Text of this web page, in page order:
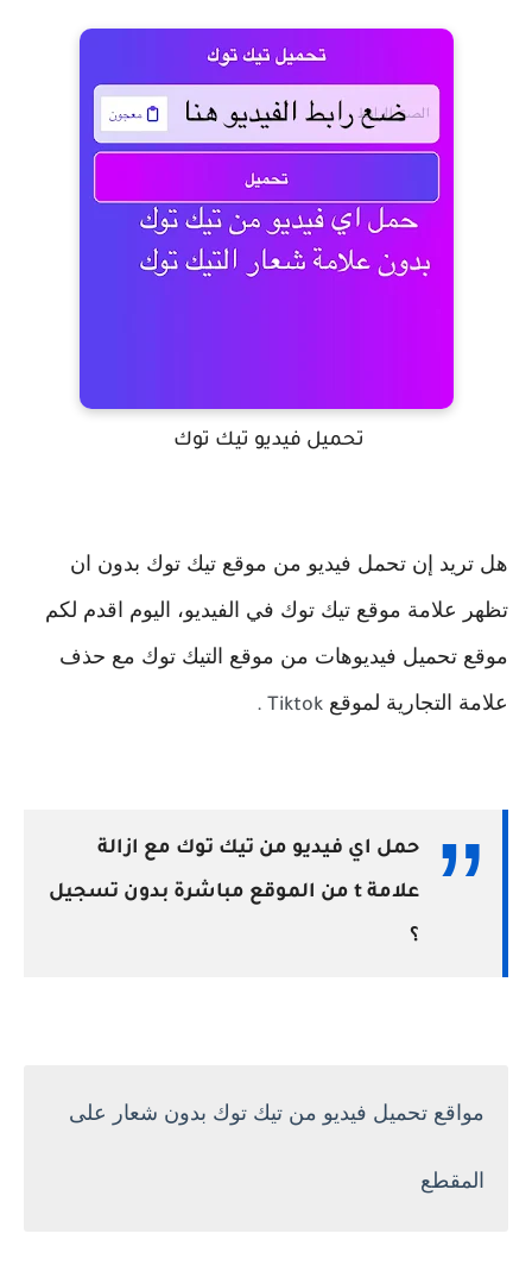
تحميل فيديو تيك توك
هل تريد إن تحمل فيديو من موقع تيك توك بدون ان
تظهر علامة موقع تيك توك في الفيديو، اليوم اقدم لكم
موقع تحميل فيديوهات من موقع التيك توك مع حذف
علامة التجارية لموقع Tiktok .
حمل اي فيديو من تيك توك مع ازالة
علامة t من الموقع مباشرة بدون تسجيل
؟
مواقع تحميل فيديو من تيك توك بدون شعار على
المقطع